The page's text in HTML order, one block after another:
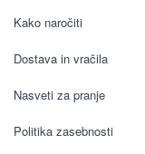
Kako naročiti
Dostava in vračila
Nasveti za pranje
Politika zasebnosti